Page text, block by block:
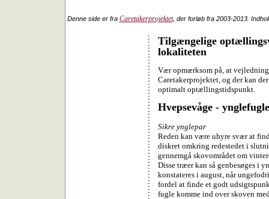
Denne side er fra Caretakerprojektet, der forløb fra 2003-2013.
Tilgængelige
lokaliteten
Vær opmærksom på, at
Caretakerprojektet, og der kan
optimalt optællingstidspunkt.
Hvepsevåge - ynglefugle
Sikre ynglepar
Reden kan være uhyre svær at
diskret omkring redestedet i
gennemgå skovområdet om
Disse træer kan så genbesøges i
konstateres i august, når
fordel at finde et godt
fugle komme ind over skoven